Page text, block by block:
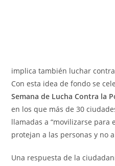
implica también luchar
Con esta idea de fondo se
Semana de Lucha Contra la
en los que más de 30
llamadas a “movilizarse
protejan a las personas y no
Una respuesta de la